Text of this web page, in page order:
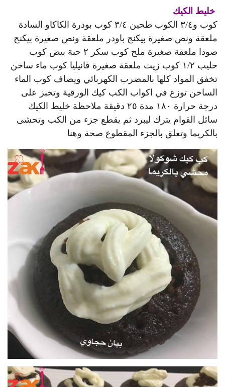
خليط الكيك
كوب و٣/٤ الكوب طحين ٣/٤ كوب بودرة الكاكاو السادة
ملعقة ونص صغيرة بيكنج باودر ملعقة ونص صغيرة بيكنج
صودا ملعقة صغيرة ملح كوب سكر ٢ حبة بيض كوب
حليب ١/٢ كوب زيت ملعقة صغيرة فانيليا كوب ماء ساخن
تخفق المواد كلها بالمضرب الكهربائي ويضاف كوب الماء
الساخن توزع في اكواب الكب كيك الورقية وتخبز على
درجة حرارة ١٨٠ مدة ٢٥ دقيقة ملاحظة خليط الكيك
سائل القوام يترك ليبرد ثم يقطع جزء من الكب وتحشى
بالكريما وتغلق بالجزء المقطوع صحة وهنا